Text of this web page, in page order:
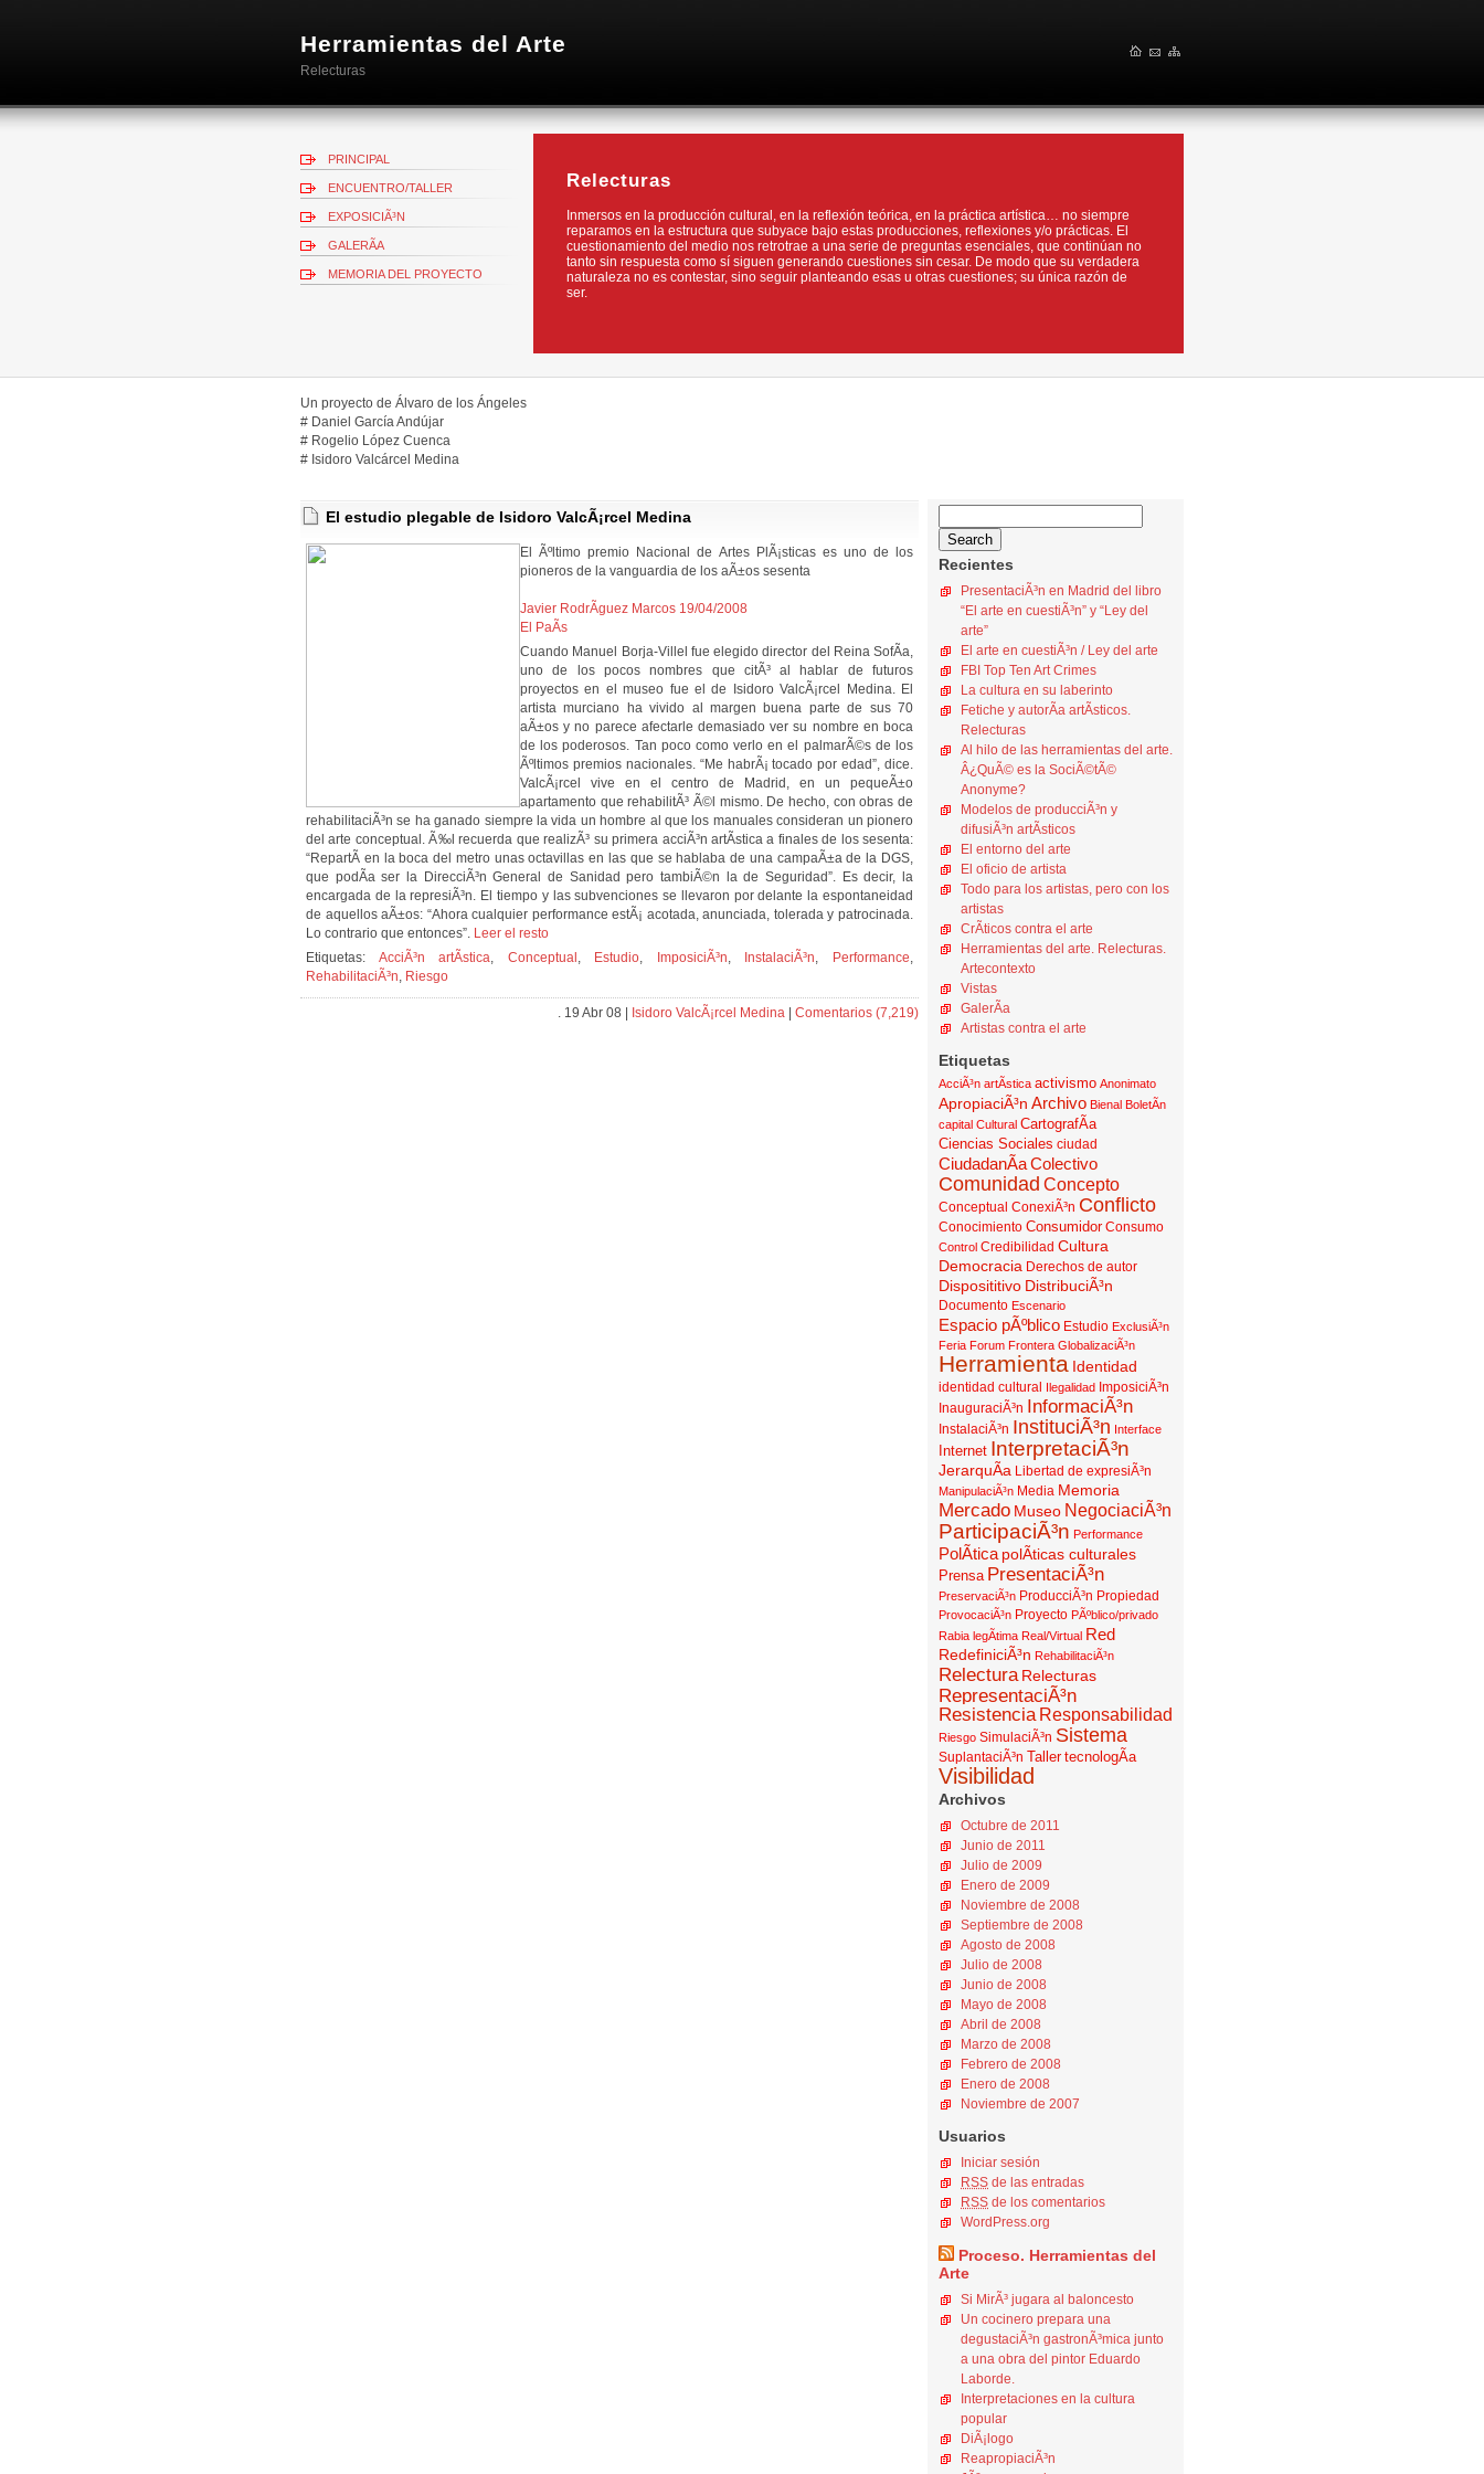
Herramientas del Arte
Relecturas
Relecturas
Inmersos en la producción cultural, en la reflexión teórica, en la práctica artística… no siempre
reparamos en la estructura que subyace bajo estas producciones, reflexiones y/o prácticas. El
cuestionamiento del medio nos retrotrae a una serie de preguntas esenciales, que continúan no
tanto sin respuesta como sí siguen generando cuestiones sin cesar. De modo que su verdadera
naturaleza no es contestar, sino seguir planteando esas u otras cuestiones; su única razón de
ser.
PRINCIPAL
ENCUENTRO/TALLER
EXPOSICIÃ³N
GALERÃ­A
MEMORIA DEL PROYECTO
Un proyecto de Álvaro de los Ángeles
# Daniel García Andújar
# Rogelio López Cuenca
# Isidoro Valcárcel Medina
El estudio plegable de Isidoro ValcÃ¡rcel Medina
El Ãºltimo premio Nacional de Artes PlÃ¡sticas es uno de los
pioneros de la vanguardia de los aÃ±os sesenta
Javier RodrÃ­guez Marcos 19/04/2008
El PaÃ­s
Cuando Manuel Borja-Villel fue elegido director del Reina SofÃ­a,
uno de los pocos nombres que citÃ³ al hablar de futuros
proyectos en el museo fue el de Isidoro ValcÃ¡rcel Medina. El
artista murciano ha vivido al margen buena parte de sus 70
aÃ±os y no parece afectarle demasiado ver su nombre en boca
de los poderosos. Tan poco como verlo en el palmarÃ©s de los
Ãºltimos premios nacionales. “Me habrÃ¡ tocado por edad”, dice.
ValcÃ¡rcel vive en el centro de Madrid, en un pequeÃ±o
apartamento que rehabilitÃ³ Ã©l mismo. De hecho, con obras de
rehabilitaciÃ³n se ha ganado siempre la vida un hombre al que los manuales consideran un pionero
del arte conceptual. Ã‰l recuerda que realizÃ³ su primera acciÃ³n artÃ­stica a finales de los sesenta:
“RepartÃ­ en la boca del metro unas octavillas en las que se hablaba de una campaÃ±a de la DGS,
que podÃ­a ser la DirecciÃ³n General de Sanidad pero tambiÃ©n la de Seguridad”. Es decir, la
encargada de la represiÃ³n. El tiempo y las subvenciones se llevaron por delante la espontaneidad
de aquellos aÃ±os: “Ahora cualquier performance estÃ¡ acotada, anunciada, tolerada y patrocinada.
Lo contrario que entonces”. Leer el resto
Etiquetas: AcciÃ³n artÃ­stica, Conceptual , Estudio, ImposiciÃ³n, InstalaciÃ³n, Performance,
RehabilitaciÃ³n, Riesgo
. 19 Abr 08 | Isidoro ValcÃ¡rcel Medina Comentarios (7,219)
Recientes
PresentaciÃ³n en Madrid del libro
“El arte en cuestiÃ³n” y “Ley del
arte”
El arte en cuestiÃ³n / Ley del arte
FBI Top Ten Art Crimes
La cultura en su laberinto
Fetiche y autorÃ­a artÃ­sticos.
Relecturas
Al hilo de las herramientas del arte.
Â¿QuÃ© es la SociÃ©tÃ©
Anonyme?
Modelos de producciÃ³n y
difusiÃ³n artÃ­sticos
El entorno del arte
El oficio de artista
Todo para los artistas, pero con los
artistas
CrÃ­ticos contra el arte
Herramientas del arte. Relecturas.
Artecontexto
Vistas
GalerÃ­a
Artistas contra el arte
Etiquetas
AcciÃ³n artÃ­stica activismo Anonimato
ApropiaciÃ³n Archivo Bienal BoletÃ­n
capital Cultural CartografÃ­a
Ciencias Sociales ciudad
CiudadanÃ­aColectivo
Comunidad Concepto
Conceptual ConexiÃ³n Conflicto
Conocimiento Consumidor Consumo
Control Credibilidad Cultura
Democracia Derechos de autor
Disposititivo DistribuciÃ³n
Documento Escenario
Espacio pÃºblico Estudio ExclusiÃ³n
Feria Forum Frontera GlobalizaciÃ³n
Herramienta Identidad
identidad cultural Ilegalidad ImposiciÃ³n
InauguraciÃ³n InformaciÃ³n
InstalaciÃ³n InstituciÃ³n Interface
Internet InterpretaciÃ³n
JerarquÃ­a Libertad de expresiÃ³n
ManipulaciÃ³n Media Memoria
Mercado Museo NegociaciÃ³n
ParticipaciÃ³n Performance
PolÃ­tica polÃ­ticas culturales
Prensa PresentaciÃ³n
PreservaciÃ³n ProducciÃ³n Propiedad
ProvocaciÃ³n Proyecto PÃºblico/privado
Rabia legÃ­tima Real/Virtual Red
RedefiniciÃ³n RehabilitaciÃ³n
Relectura Relecturas
RepresentaciÃ³n
Resistencia Responsabilidad
Riesgo SimulaciÃ³n Sistema
SuplantaciÃ³n Taller tecnologÃ­a
Visibilidad
Archivos
Octubre de 2011
Junio de 2011
Julio de 2009
Enero de 2009
Noviembre de 2008
Septiembre de 2008
Agosto de 2008
Julio de 2008
Junio de 2008
Mayo de 2008
Abril de 2008
Marzo de 2008
Febrero de 2008
Enero de 2008
Noviembre de 2007
Usuarios
Iniciar sesión
RSS de las entradas
RSS de los comentarios
WordPress.org
Proceso. Herramientas del
Arte
Si MirÃ³ jugara al baloncesto
Un cocinero prepara una
degustaciÃ³n gastronÃ³mica junto
a una obra del pintor Eduardo
Laborde.
Interpretaciones en la cultura
popular
DiÃ¡logo
ReapropiaciÃ³n